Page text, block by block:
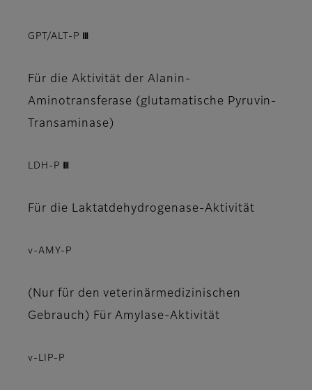
GPT/ALT-P Ⅲ
Für die Aktivität der Alanin-
Aminotransferase (glutamatische Pyruvin-
Transaminase)
LDH-P Ⅲ
Für die Laktatdehydrogenase-Aktivität
v-AMY-P
(Nur für den veterinärmedizinischen
Gebrauch) Für Amylase-Aktivität
v-LIP-P